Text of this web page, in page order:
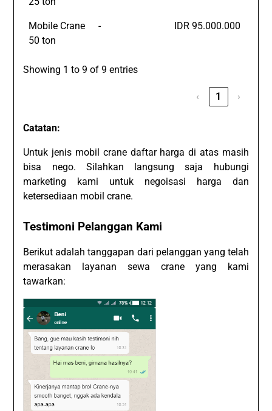
Mobile Crane
50 ton
- IDR 95.000.000
Showing 1 to 9 of 9 entries
‹ 1 ›
Catatan:
Untuk jenis mobil crane daftar harga di atas masih
bisa nego. Silahkan langsung saja hubungi
marketing kami untuk negoisasi harga dan
ketersediaan mobil crane.
Testimoni Pelanggan Kami
Berikut adalah tanggapan dari pelanggan yang telah
merasakan layanan sewa crane yang kami
tawarkan: